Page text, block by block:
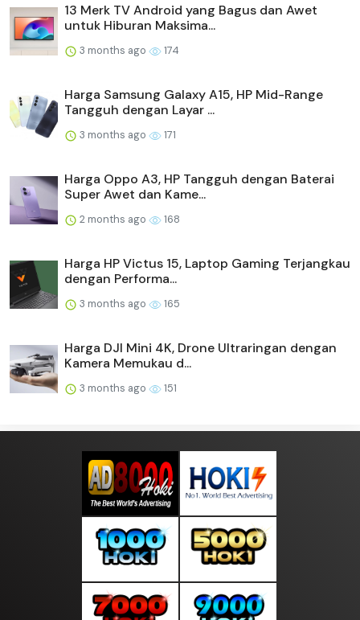
13 Merk TV Android yang Bagus dan Awet
untuk Hiburan Maksima...
3 months ago 174
Harga Samsung Galaxy A15, HP Mid-Range
Tangguh dengan Layar ...
3 months ago 171
Harga Oppo A3, HP Tangguh dengan Baterai
Super Awet dan Kame...
2 months ago 168
Harga HP Victus 15, Laptop Gaming Terjangkau
dengan Performa...
3 months ago 165
Harga DJI Mini 4K, Drone Ultraringan dengan
Kamera Memukau d...
3 months ago 151